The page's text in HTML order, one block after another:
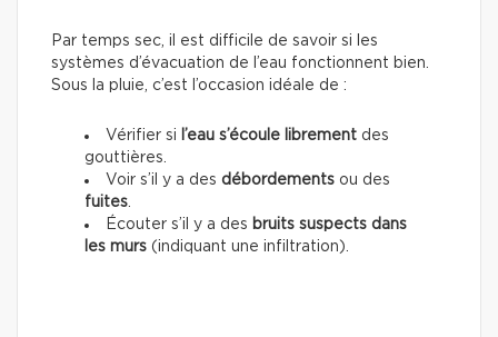
Par temps sec, il est difficile de savoir si les
systèmes d’évacuation de l’eau fonctionnent bien.
Sous la pluie, c’est l’occasion idéale de :
Vérifier si l’eau s’écoule librement des
gouttières.
Voir s’il y a des débordements ou des
fuites
Écouter s’il y a des bruits suspects dans
les murs (indiquant une infiltration).